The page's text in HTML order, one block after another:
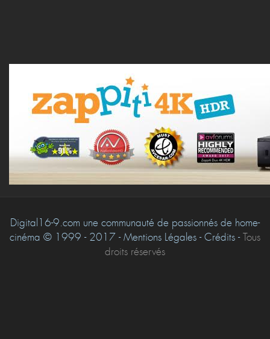
Digital16-9.com une communauté de passionnés de home-
cinéma © 1999 - 2017 - Mentions Légales - Crédits -Tous
droits réservés